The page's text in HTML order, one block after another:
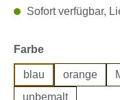
Sofort verfügbar,
Farbeauswählen
blau orange
unbemalt